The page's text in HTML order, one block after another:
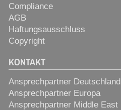
Compliance
AGB
Haftungsausschluss
Copyright
KONTAKT
Ansprechpartner Deutschland
Ansprechpartner Europa
Ansprechpartner Middle East